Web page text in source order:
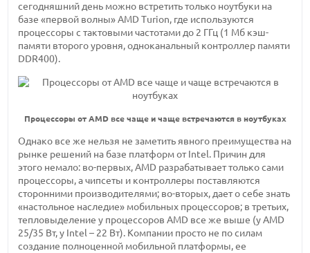
сегодняшний день можно встретить только ноутбуки на
базе «первой волны» AMD Turion, где используются
процессоры с тактовыми частотами до 2 ГГц (1 Мб кэш-
памяти второго уровня, одноканальный контроллер памяти
DDR400).
Процессоры от AMD все чаще и чаще встречаются в ноутбуках
Однако все же нельзя не заметить явного преимущества на
рынке решений на базе платформ от Intel. Причин для
этого немало: во-первых, AMD разрабатывает только сами
процессоры, а чипсеты и контроллеры поставляются
сторонними производителями; во-вторых, дает о себе знать
«настольное наследие» мобильных процессоров; в третьих,
тепловыделение у процессоров AMD все же выше (у AMD
25/35 Вт, у Intel – 22 Вт). Компании просто не по силам
создание полноценной мобильной платформы, ее